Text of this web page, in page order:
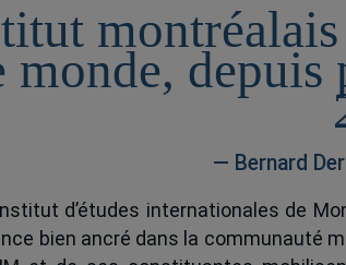
monde, depuis
— Bernard
d’études internationales de
bien ancré dans la communauté